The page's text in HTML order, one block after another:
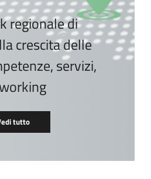
regionale di
crescita delle
servizi,
tutto